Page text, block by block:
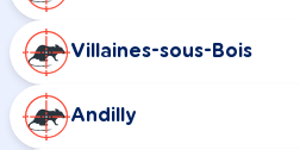
Villaines-sous-Bois
Andilly